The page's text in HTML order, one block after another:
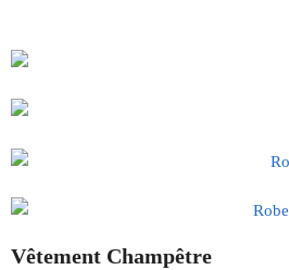
Vêtement Champêtre